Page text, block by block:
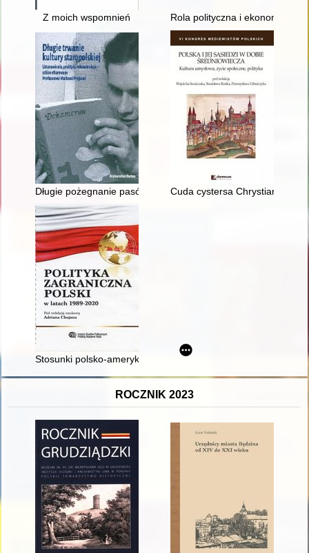
Z moich wspomnień Rola polityczna i ekonomiczna
Długie pożegnanie pasów słuckich : o szlacheckich widmach
Cuda cystersa Chrystiana -
Stosunki polsko-amerykańskie
ROCZNIK 2023